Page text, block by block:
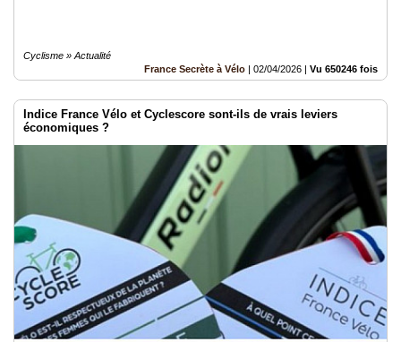
Cyclisme » Actualité
France Secrète à Vélo | 02/04/2026 | Vu 650246 fois
Indice France Vélo et Cyclescore sont-ils de vrais leviers
économiques ?